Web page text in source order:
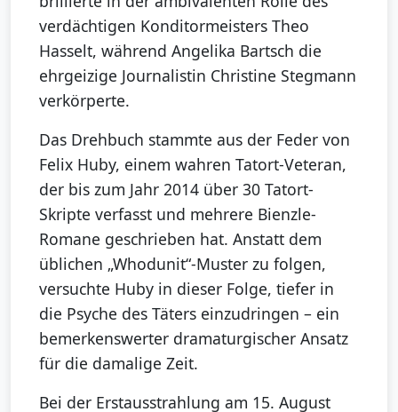
verdächtigen Konditormeisters Theo
Hasselt, während Angelika Bartsch die
ehrgeizige Journalistin Christine Stegmann
verkörperte.
Das Drehbuch stammte aus der Feder von
Felix Huby, einem wahren Tatort-Veteran,
der bis zum Jahr 2014 über 30 Tatort-
Skripte verfasst und mehrere Bienzle-
Romane geschrieben hat. Anstatt dem
üblichen „Whodunit“-Muster zu folgen,
versuchte Huby in dieser Folge, tiefer in
die Psyche des Täters einzudringen – ein
bemerkenswerter dramaturgischer Ansatz
für die damalige Zeit.
Bei der Erstausstrahlung am 15. August